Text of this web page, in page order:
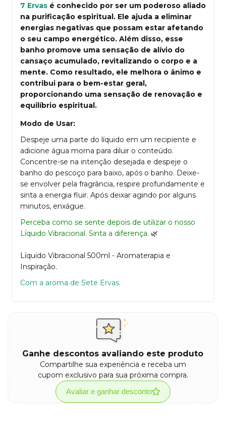
7 Ervas é conhecido por ser um poderoso aliado
na purificação espiritual. Ele ajuda a eliminar
energias negativas que possam estar afetando
o seu campo energético. Além disso, esse
banho promove uma sensação de alívio do
cansaço acumulado, revitalizando o corpo e a
mente. Como resultado, ele melhora o ânimo e
contribui para o bem-estar geral,
proporcionando uma sensação de renovação e
equilíbrio espiritual.
Modo de Usar:
Despeje uma parte do líquido em um recipiente e
adicione água morna para diluir o conteúdo.
Concentre-se na intenção desejada e despeje o
banho do pescoço para baixo, após o banho. Deixe-
se envolver pela fragrância, respire profundamente e
sinta a energia fluir. Após deixar agindo por alguns
minutos, enxágue.
Perceba como se sente depois de utilizar o nosso
Líquido Vibracional. Sinta a diferença. 🌿
Líquido Vibracional 500ml - Aromaterapia e
Inspiração.
Com a aroma de Sete Ervas.
Ganhe descontos avaliando este produto
Compartilhe sua experiência e receba um
cupom exclusivo para sua próxima compra.
Avaliar e ganhar desconto